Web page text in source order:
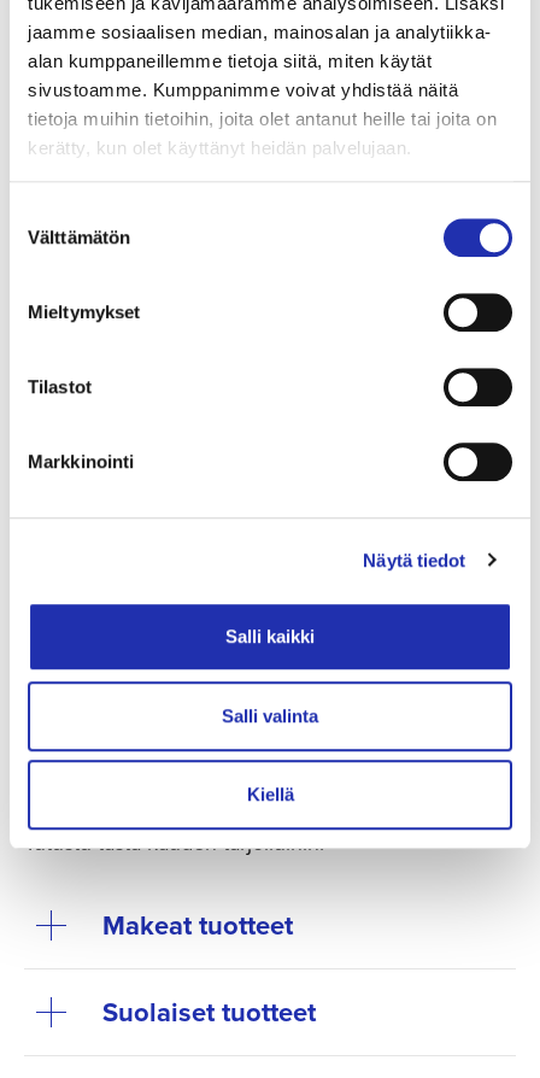
jaamme sosiaalisen median, mainosalan ja analytiikka-
alan kumppaneillemme tietoja siitä, miten käytät
sivustoamme. Kumppanimme voivat yhdistää näitä
tietoja muihin tietoihin, joita olet antanut heille tai joita on
kerätty, kun olet käyttänyt heidän palvelujaan.
valinta
Välttämätön
Mieltymykset
Tilastot
Markkinointi
Näytä tiedot
Salli kaikki
Salli valinta
Kiellä
sov. Jussi Chydenius & Risto Kupiainen
Jäähyväiset
san. Marja-Leena Mikkola
sov. Jarkko Riihimäki
Kuva / Photo: Anna-Leena Marjusaari
Tiesitkö, että voit tilata tarjoilut ennen
esitystä tai väliajalle?
Tutustu tästä kauden tarjoiluihin:
Makeat tuotteet
Suolaiset tuotteet